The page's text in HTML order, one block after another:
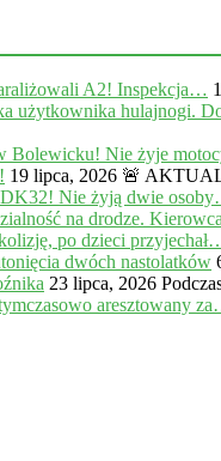
A2! Inspekcja…
użytkownika hulajnogi.
Bolewicku! Nie żyje
19 lipca, 2026 🚨
Nie żyją dwie
na drodze.
po dzieci
dwóch nastolatków
23 lipca, 2026
aresztowany